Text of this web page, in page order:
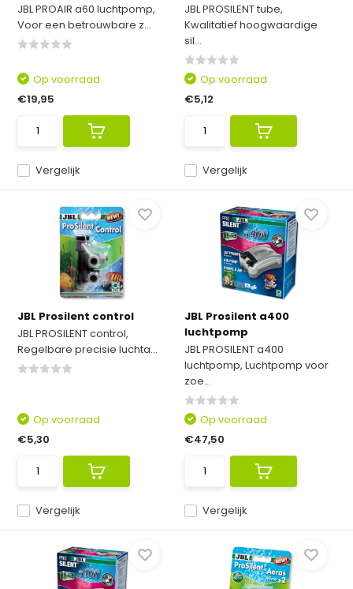
JBL PROAIR a60 luchtpomp,
Voor een betrouwbare z...
Vergelijk
Op voorraad
€19,95
JBL PROSILENT tube,
Kwalitatief hoogwaardige
sil...
Vergelijk
Op voorraad
€5,12
JBL Prosilent control
JBL PROSILENT control,
Regelbare precisie luchta...
Vergelijk
Op voorraad
€5,30
JBL Prosilent a400
luchtpomp
JBL PROSILENT a400
luchtpomp, Luchtpomp voor
zoe...
Vergelijk
Op voorraad
€47,50